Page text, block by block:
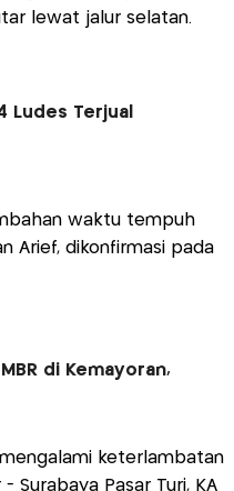
lewat jalur selatan.
Ludes Terjual
waktu tempuh
Arief, dikonfirmasi pada
di Kemayoran,
keterlambatan
Surabaya Pasar Turi, KA